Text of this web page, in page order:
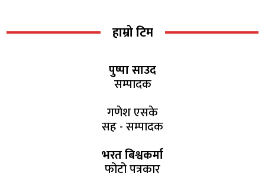
हाम्रो टिम
पुष्पा साउद
सम्पादक
गणेश एसके
सह - सम्पादक
भरत बिश्वकर्मा
फोटो पत्रकार